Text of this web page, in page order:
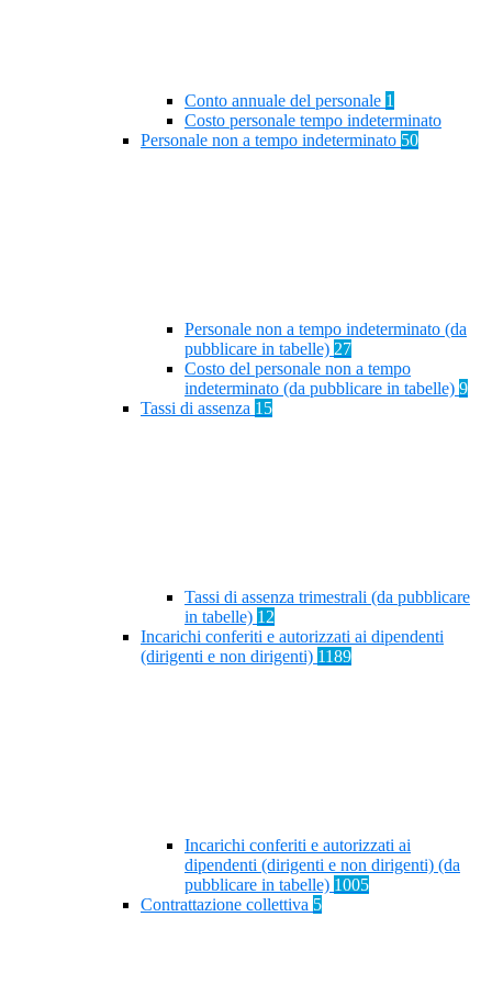
Conto annuale del personale 1
Costo personale tempo indeterminato
Personale non a tempo indeterminato 50
Personale non a tempo indeterminato (da
pubblicare in tabelle) 27
Costo del personale non a tempo
indeterminato (da pubblicare in tabelle) 9
Tassi di assenza 15
Tassi di assenza trimestrali (da pubblicare
in tabelle) 12
Incarichi conferiti e autorizzati ai dipendenti
(dirigenti e non dirigenti) 1189
Incarichi conferiti e autorizzati ai
dipendenti (dirigenti e non dirigenti) (da
pubblicare in tabelle) 1005
Contrattazione collettiva 5